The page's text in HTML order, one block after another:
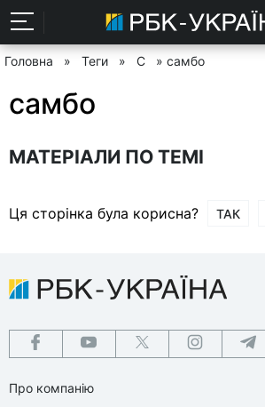
Головна » Теги » С » самбо
самбо
МАТЕРІАЛИ ПО ТЕМІ
Ця сторінка була корисна? ТАК
Про компанію